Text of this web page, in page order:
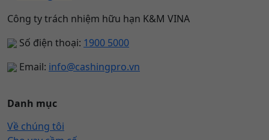
Công ty trách nhiệm hữu hạn K&M VINA
Số điện thoại: 1900 5000
Email: info@cashingpro.vn
Danh mục
Về chúng tôi